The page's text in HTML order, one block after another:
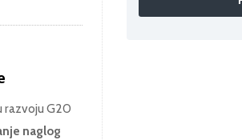
razvoju G20
naglog